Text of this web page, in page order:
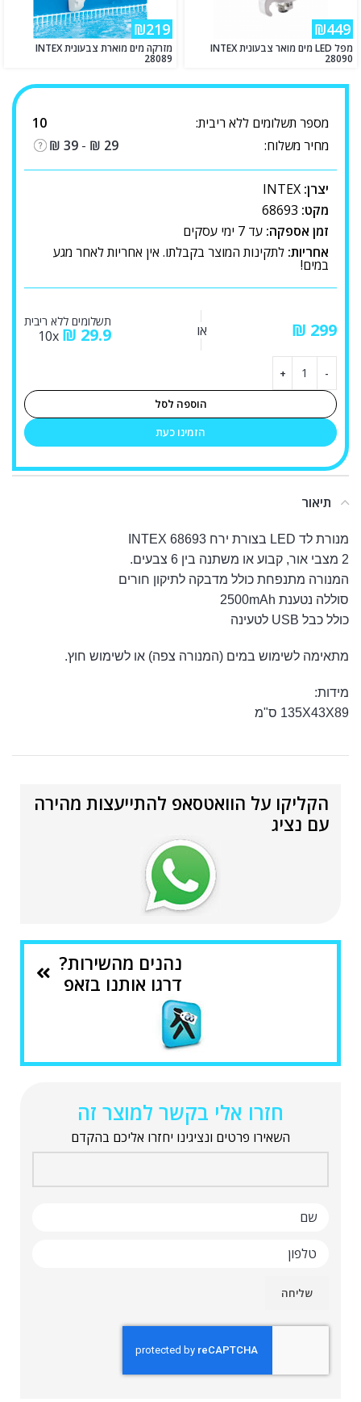
₪449
מפל LED מים מואר צבעונית INTEX
28090
₪219
מזרקה מים מוארת צבעונית INTEX
28089
מספר תשלומים ללא ריבית:
10
מחיר משלוח:
₪ 29
-
₪ 39
יצרן: INTEX
מקט: 68693
זמן אספקה: עד 7 ימי עסקים
אחריות: לתקינות המוצר בקבלתו. אין אחריות לאחר מגע
במים!
₪ או
תשלומים ללא ריבית
₪ 29.9
הוספה לסל
הזמינו כעת
תיאור
מנורת לד LED בצורת ירח INTEX 68693
2 מצבי אור, קבוע או משתנה בין 6 צבעים.
המנורה מתנפחת כולל מדבקה לתיקון חורים
סוללה נטענת 2500mAh
כולל כבל USB לטעינה
מתאימה לשימוש במים (המנורה צפה) או לשימוש חוץ.
מידות:
135X43X89 ס"מ
הקליקו על הוואטסאפ להתייעצות מהירה
עם נציג
נהנים מהשירות?
דרגו אותנו בזאפ
חזרו אלי בקשר למוצר זה
השאירו פרטים ונציגינו יחזרו אליכם בהקדם